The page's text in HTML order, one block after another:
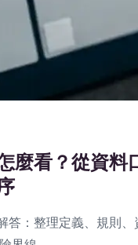
麼看？從資料
答：整理定義、規則、